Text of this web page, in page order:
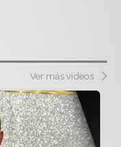
Ver más videos